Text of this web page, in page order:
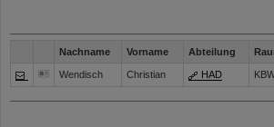
Nachname Vorname Abteilung
Wendisch Christian HAD